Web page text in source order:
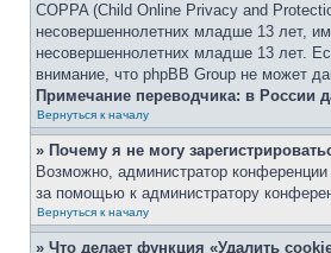
COPPA (Child Online Privacy and
несовершеннолетних младше 13 лет,
несовершеннолетних младше 13 лет.
внимание, что phpBB Group не может
Примечание переводчика: в России
Вернуться к началу
» Почему я не могу
Возможно, администратор
за помощью к администратору
Вернуться к началу
» Что делает функция «Удалить